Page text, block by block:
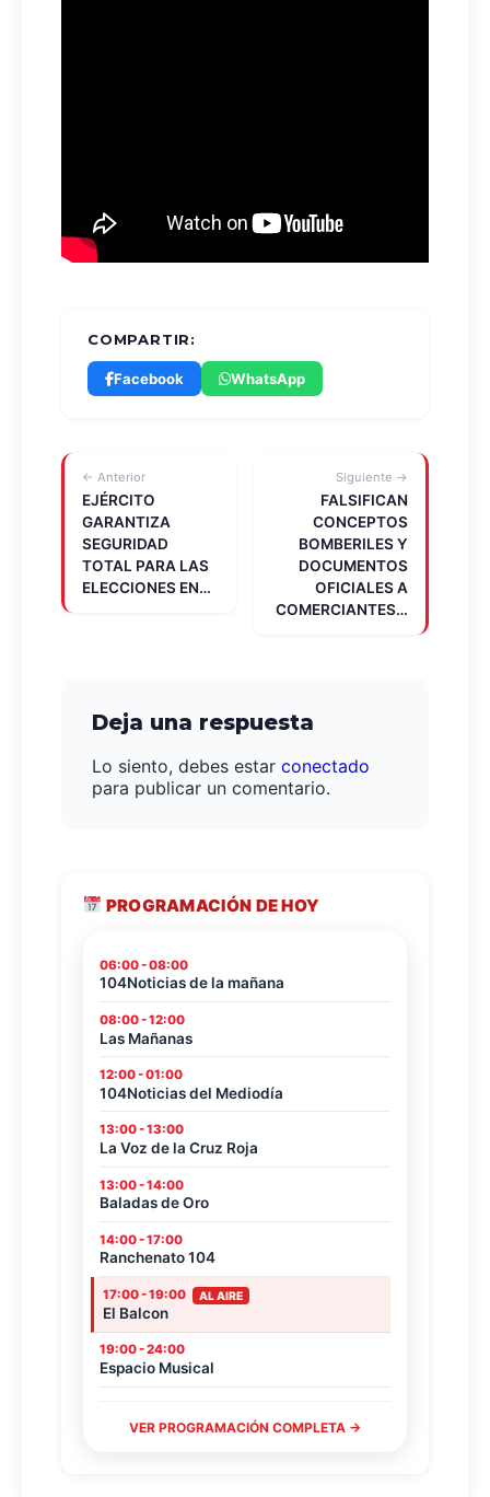
COMPARTIR:
Facebook WhatsApp
← Anterior
EJÉRCITO
GARANTIZA
SEGURIDAD
TOTAL PARA LAS
ELECCIONES EN…
Siguiente →
FALSIFICAN
CONCEPTOS
BOMBERILES Y
DOCUMENTOS
OFICIALES A
COMERCIANTES…
Deja una respuesta
Lo siento, debes estar conectado
para publicar un comentario.
PROGRAMACIÓN DE HOY
06:00 - 08:00
104Noticias de la mañana
08:00 - 12:00
Las Mañanas
12:00 - 01:00
104Noticias del Mediodía
13:00 - 13:00
La Voz de la Cruz Roja
13:00 - 14:00
Baladas de Oro
14:00 - 17:00
Ranchenato 104
17:00 - 19:00 AL AIRE
El Balcon
19:00 - 24:00
Espacio Musical
VER PROGRAMACIÓN COMPLETA →